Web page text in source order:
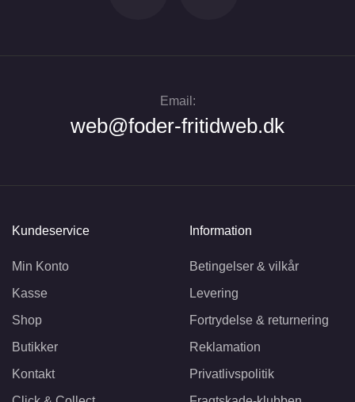
Email:
web@foder-fritidweb.dk
Kundeservice
Min Konto
Kasse
Shop
Butikker
Kontakt
Information
Betingelser & vilkår
Levering
Fortrydelse & returnering
Reklamation
Privatlivspolitik